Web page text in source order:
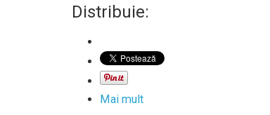
Distribuie:
Mai mult